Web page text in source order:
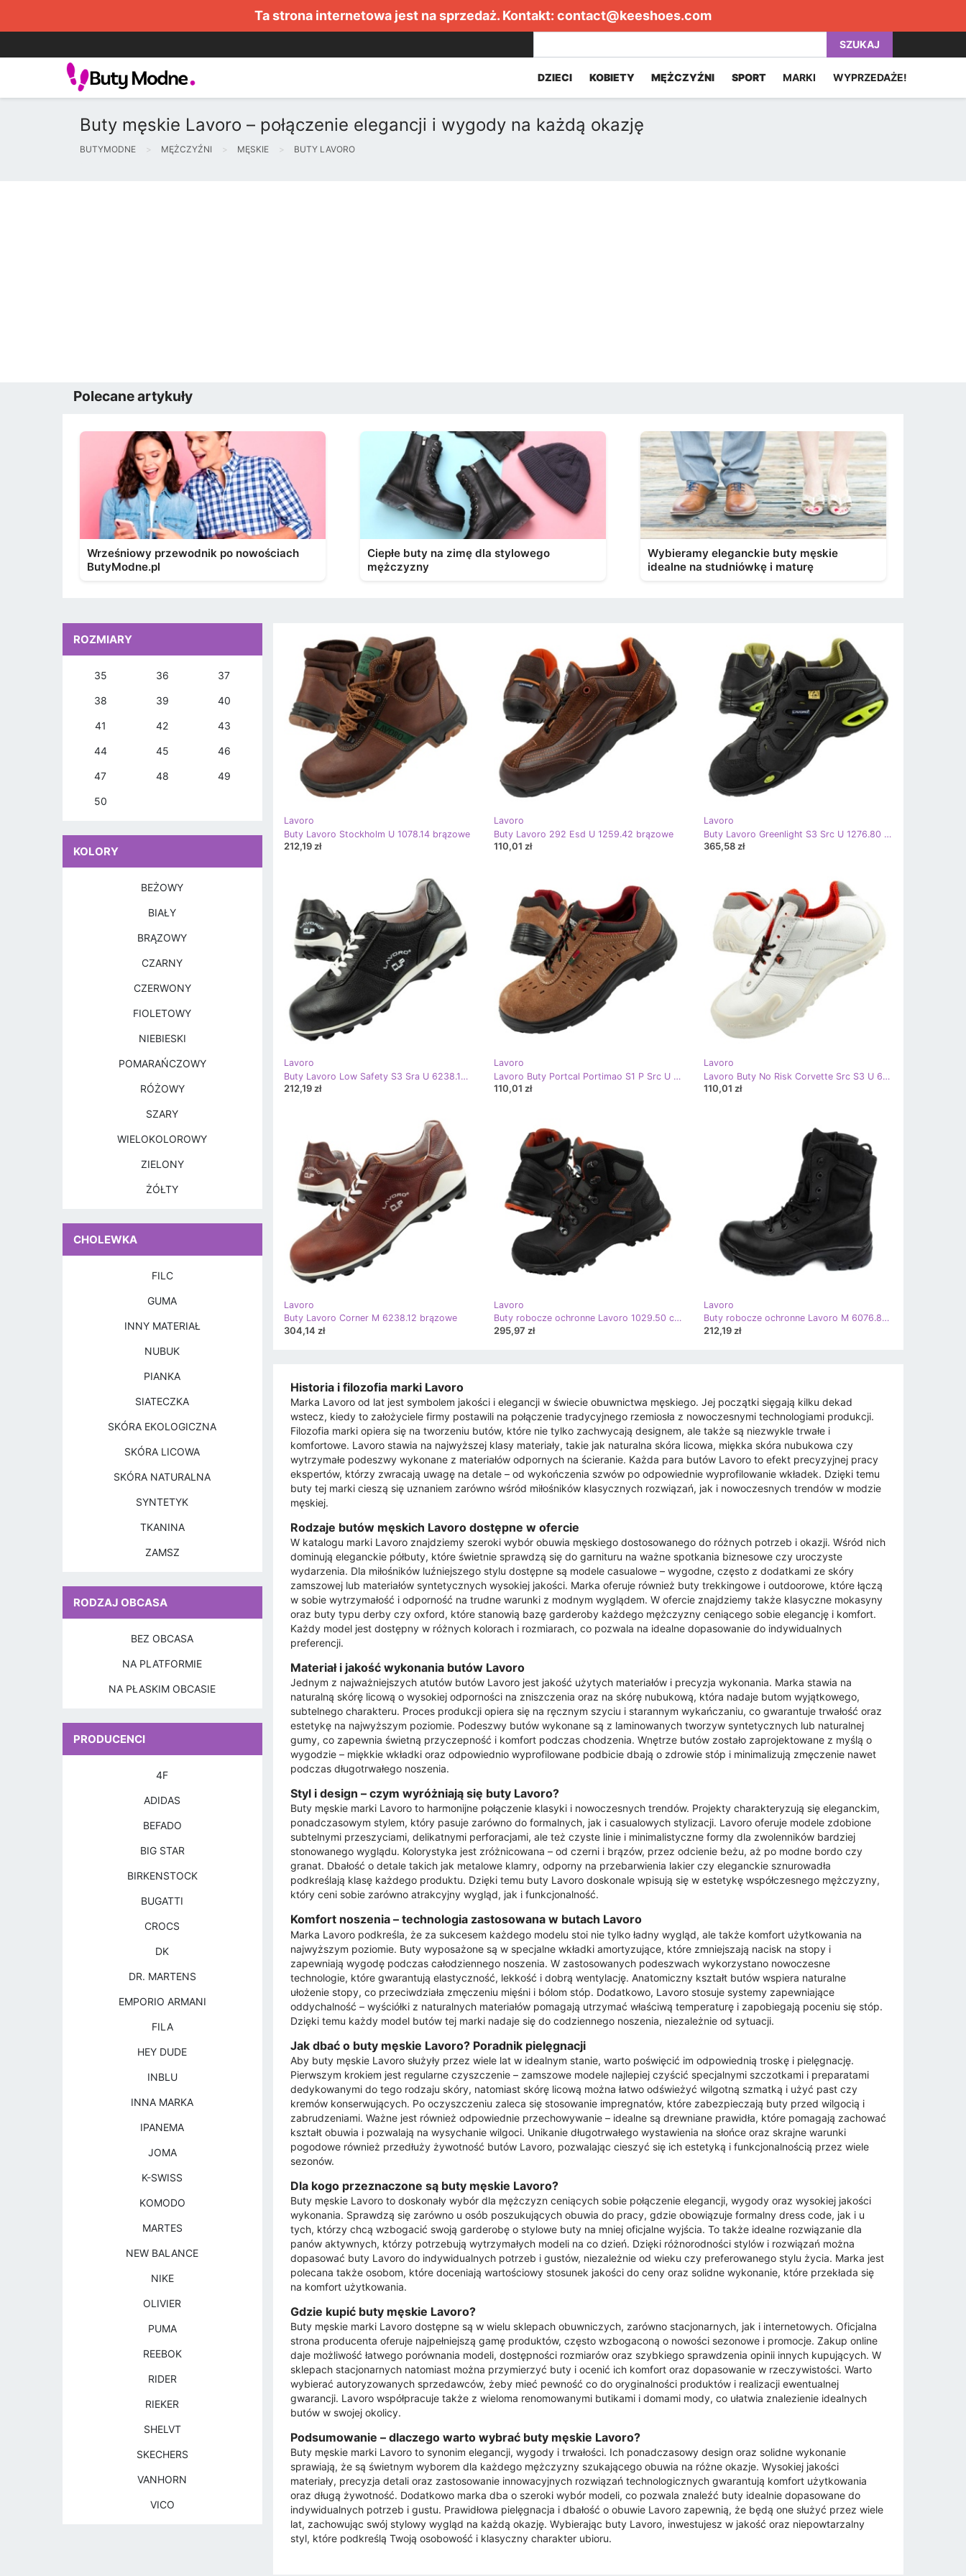
Ta strona internetowa jest na sprzedaż. Kontakt: contact@keeshoes.com
SZUKAJ
DZIECI KOBIETY MĘŻCZYŹNI SPORT MARKI WYPRZEDAŻE!
Buty męskie Lavoro – połączenie elegancji i wygody na każdą okazję
BUTYMODNE MĘŻCZYŹNI MĘSKIE BUTY LAVORO
Polecane artykuły
Wrześniowy przewodnik po nowościach
ButyModne.pl
Ciepłe buty na zimę dla stylowego
mężczyzny
Wybieramy eleganckie buty męskie
idealne na studniówkę i maturę
Lavoro
Buty Lavoro Stockholm U 1078.14 brązowe
212,19 zł
Lavoro
Buty Lavoro 292 Esd U 1259.42 brązowe
110,01 zł
Lavoro
Buty Lavoro Greenlight S3 Src U 1276.80 czarne
365,58 zł
Lavoro
Buty Lavoro Low Safety S3 Sra U 6238.10 czarne
212,19 zł
Lavoro
Lavoro Buty Portcal Portimao S1 P Src U 1293.96 brązowe
110,01 zł
Lavoro
Lavoro Buty No Risk Corvette Src S3 U 6290.13 białe
110,01 zł
Lavoro
Buty Lavoro Corner M 6238.12 brązowe
304,14 zł
Lavoro
Buty robocze ochronne Lavoro 1029.50 czarne
295,97 zł
Lavoro
Buty robocze ochronne Lavoro M 6076.80 czarne
212,19 zł
Historia i filozofia marki Lavoro
Marka Lavoro od lat jest symbolem jakości i elegancji w świecie obuwnictwa męskiego. Jej początki sięgają kilku dekad
wstecz, kiedy to założyciele firmy postawili na połączenie tradycyjnego rzemiosła z nowoczesnymi technologiami produkcji.
Filozofia marki opiera się na tworzeniu butów, które nie tylko zachwycają designem, ale także są niezwykle trwałe i
komfortowe. Lavoro stawia na najwyższej klasy materiały, takie jak naturalna skóra licowa, miękka skóra nubukowa czy
wytrzymałe podeszwy wykonane z materiałów odpornych na ścieranie. Każda para butów Lavoro to efekt precyzyjnej pracy
ekspertów, którzy zwracają uwagę na detale – od wykończenia szwów po odpowiednie wyprofilowanie wkładek. Dzięki temu
buty tej marki cieszą się uznaniem zarówno wśród miłośników klasycznych rozwiązań, jak i nowoczesnych trendów w modzie
męskiej.
Rodzaje butów męskich Lavoro dostępne w ofercie
W katalogu marki Lavoro znajdziemy szeroki wybór obuwia męskiego dostosowanego do różnych potrzeb i okazji. Wśród nich
dominują eleganckie półbuty, które świetnie sprawdzą się do garnituru na ważne spotkania biznesowe czy uroczyste
wydarzenia. Dla miłośników luźniejszego stylu dostępne są modele casualowe – wygodne, często z dodatkami ze skóry
zamszowej lub materiałów syntetycznych wysokiej jakości. Marka oferuje również buty trekkingowe i outdoorowe, które łączą
w sobie wytrzymałość i odporność na trudne warunki z modnym wyglądem. W ofercie znajdziemy także klasyczne mokasyny
oraz buty typu derby czy oxford, które stanowią bazę garderoby każdego mężczyzny ceniącego sobie elegancję i komfort.
Każdy model jest dostępny w różnych kolorach i rozmiarach, co pozwala na idealne dopasowanie do indywidualnych
preferencji.
Materiał i jakość wykonania butów Lavoro
Jednym z najważniejszych atutów butów Lavoro jest jakość użytych materiałów i precyzja wykonania. Marka stawia na
naturalną skórę licową o wysokiej odporności na zniszczenia oraz na skórę nubukową, która nadaje butom wyjątkowego,
subtelnego charakteru. Proces produkcji opiera się na ręcznym szyciu i starannym wykańczaniu, co gwarantuje trwałość oraz
estetykę na najwyższym poziomie. Podeszwy butów wykonane są z laminowanych tworzyw syntetycznych lub naturalnej
gumy, co zapewnia świetną przyczepność i komfort podczas chodzenia. Wnętrze butów zostało zaprojektowane z myślą o
wygodzie – miękkie wkładki oraz odpowiednio wyprofilowane podbicie dbają o zdrowie stóp i minimalizują zmęczenie nawet
podczas długotrwałego noszenia.
Styl i design – czym wyróżniają się buty Lavoro?
Buty męskie marki Lavoro to harmonijne połączenie klasyki i nowoczesnych trendów. Projekty charakteryzują się eleganckim,
ponadczasowym stylem, który pasuje zarówno do formalnych, jak i casualowych stylizacji. Lavoro oferuje modele zdobione
subtelnymi przeszyciami, delikatnymi perforacjami, ale też czyste linie i minimalistyczne formy dla zwolenników bardziej
stonowanego wyglądu. Kolorystyka jest zróżnicowana – od czerni i brązów, przez odcienie beżu, aż po modne bordo czy
granat. Dbałość o detale takich jak metalowe klamry, odporny na przebarwienia lakier czy eleganckie sznurowadła
podkreślają klasę każdego produktu. Dzięki temu buty Lavoro doskonale wpisują się w estetykę współczesnego mężczyzny,
który ceni sobie zarówno atrakcyjny wygląd, jak i funkcjonalność.
Komfort noszenia – technologia zastosowana w butach Lavoro
Marka Lavoro podkreśla, że za sukcesem każdego modelu stoi nie tylko ładny wygląd, ale także komfort użytkowania na
najwyższym poziomie. Buty wyposażone są w specjalne wkładki amortyzujące, które zmniejszają nacisk na stopy i
zapewniają wygodę podczas całodziennego noszenia. W zastosowanych podeszwach wykorzystano nowoczesne
technologie, które gwarantują elastyczność, lekkość i dobrą wentylację. Anatomiczny kształt butów wspiera naturalne
ułożenie stopy, co przeciwdziała zmęczeniu mięśni i bólom stóp. Dodatkowo, Lavoro stosuje systemy zapewniające
oddychalność – wyściółki z naturalnych materiałów pomagają utrzymać właściwą temperaturę i zapobiegają poceniu się stóp.
Dzięki temu każdy model butów tej marki nadaje się do codziennego noszenia, niezależnie od sytuacji.
Jak dbać o buty męskie Lavoro? Poradnik pielęgnacji
Aby buty męskie Lavoro służyły przez wiele lat w idealnym stanie, warto poświęcić im odpowiednią troskę i pielęgnację.
Pierwszym krokiem jest regularne czyszczenie – zamszowe modele najlepiej czyścić specjalnymi szczotkami i preparatami
dedykowanymi do tego rodzaju skóry, natomiast skórę licową można łatwo odświeżyć wilgotną szmatką i użyć past czy
kremów konserwujących. Po oczyszczeniu zaleca się stosowanie impregnatów, które zabezpieczają buty przed wilgocią i
zabrudzeniami. Ważne jest również odpowiednie przechowywanie – idealne są drewniane prawidła, które pomagają zachować
kształt obuwia i pozwalają na wysychanie wilgoci. Unikanie długotrwałego wystawienia na słońce oraz skrajne warunki
pogodowe również przedłuży żywotność butów Lavoro, pozwalając cieszyć się ich estetyką i funkcjonalnością przez wiele
sezonów.
Dla kogo przeznaczone są buty męskie Lavoro?
Buty męskie Lavoro to doskonały wybór dla mężczyzn ceniących sobie połączenie elegancji, wygody oraz wysokiej jakości
wykonania. Sprawdzą się zarówno u osób poszukujących obuwia do pracy, gdzie obowiązuje formalny dress code, jak i u
tych, którzy chcą wzbogacić swoją garderobę o stylowe buty na mniej oficjalne wyjścia. To także idealne rozwiązanie dla
panów aktywnych, którzy potrzebują wytrzymałych modeli na co dzień. Dzięki różnorodności stylów i rozwiązań można
dopasować buty Lavoro do indywidualnych potrzeb i gustów, niezależnie od wieku czy preferowanego stylu życia. Marka jest
polecana także osobom, które doceniają wartościowy stosunek jakości do ceny oraz solidne wykonanie, które przekłada się
na komfort użytkowania.
Gdzie kupić buty męskie Lavoro?
Buty męskie marki Lavoro dostępne są w wielu sklepach obuwniczych, zarówno stacjonarnych, jak i internetowych. Oficjalna
strona producenta oferuje najpełniejszą gamę produktów, często wzbogaconą o nowości sezonowe i promocje. Zakup online
daje możliwość łatwego porównania modeli, dostępności rozmiarów oraz szybkiego sprawdzenia opinii innych kupujących. W
sklepach stacjonarnych natomiast można przymierzyć buty i ocenić ich komfort oraz dopasowanie w rzeczywistości. Warto
wybierać autoryzowanych sprzedawców, żeby mieć pewność co do oryginalności produktów i realizacji ewentualnej
gwarancji. Lavoro współpracuje także z wieloma renomowanymi butikami i domami mody, co ułatwia znalezienie idealnych
butów w swojej okolicy.
Podsumowanie – dlaczego warto wybrać buty męskie Lavoro?
Buty męskie marki Lavoro to synonim elegancji, wygody i trwałości. Ich ponadczasowy design oraz solidne wykonanie
sprawiają, że są świetnym wyborem dla każdego mężczyzny szukającego obuwia na różne okazje. Wysokiej jakości
materiały, precyzja detali oraz zastosowanie innowacyjnych rozwiązań technologicznych gwarantują komfort użytkowania
oraz długą żywotność. Dodatkowo marka dba o szeroki wybór modeli, co pozwala znaleźć buty idealnie dopasowane do
indywidualnych potrzeb i gustu. Prawidłowa pielęgnacja i dbałość o obuwie Lavoro zapewnią, że będą one służyć przez wiele
lat, zachowując swój stylowy wygląd na każdą okazję. Wybierając buty Lavoro, inwestujesz w jakość oraz niepowtarzalny
styl, które podkreślą Twoją osobowość i klasyczny charakter ubioru.
ROZMIARY
35 36 37
38 39 40
41 42 43
44 45 46
47 48 49
50
KOLORY
BEŻOWY
BIAŁY
BRĄZOWY
CZARNY
CZERWONY
FIOLETOWY
NIEBIESKI
POMARAŃCZOWY
RÓŻOWY
SZARY
WIELOKOLOROWY
ZIELONY
ŻÓŁTY
CHOLEWKA
FILC
GUMA
INNY MATERIAŁ
NUBUK
PIANKA
SIATECZKA
SKÓRA EKOLOGICZNA
SKÓRA LICOWA
SKÓRA NATURALNA
SYNTETYK
TKANINA
ZAMSZ
RODZAJ OBCASA
BEZ OBCASA
NA PLATFORMIE
NA PŁASKIM OBCASIE
PRODUCENCI
4F
ADIDAS
BEFADO
BIG STAR
BIRKENSTOCK
BUGATTI
CROCS
DK
DR. MARTENS
EMPORIO ARMANI
FILA
HEY DUDE
INBLU
INNA MARKA
IPANEMA
JOMA
K-SWISS
KOMODO
MARTES
NEW BALANCE
NIKE
OLIVIER
PUMA
REEBOK
RIDER
RIEKER
SHELVT
SKECHERS
VANHORN
VICO